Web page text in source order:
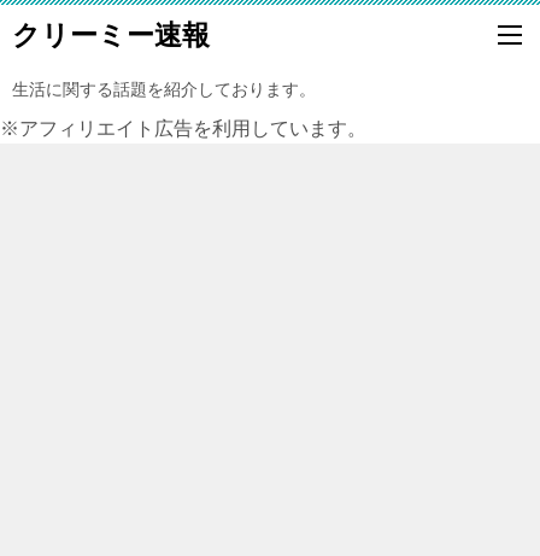
クリーミー速報
生活に関する話題を紹介しております。
※アフィリエイト広告を利用しています。